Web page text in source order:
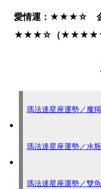
愛情運：★★★☆　
★★★☆（★★★★★為
瑪法達星座運勢／
瑪法達星座運勢／
瑪法達星座運勢／